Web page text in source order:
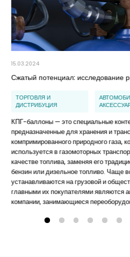
15.03.2024
Сжатый потенциал: исследование
ТОРГОВЛЯ И
ДИСТРИБУЦИЯ
КПГ-баллоны — это специальные
предназначенные для хранения и
компримированного природного газа,
используется в газомоторных
качестве топлива, заменяя его
бензин или дизельное топливо. Чаще
устанавливаются на грузовой и
главными их покупателями являются
компании, занимающиеся